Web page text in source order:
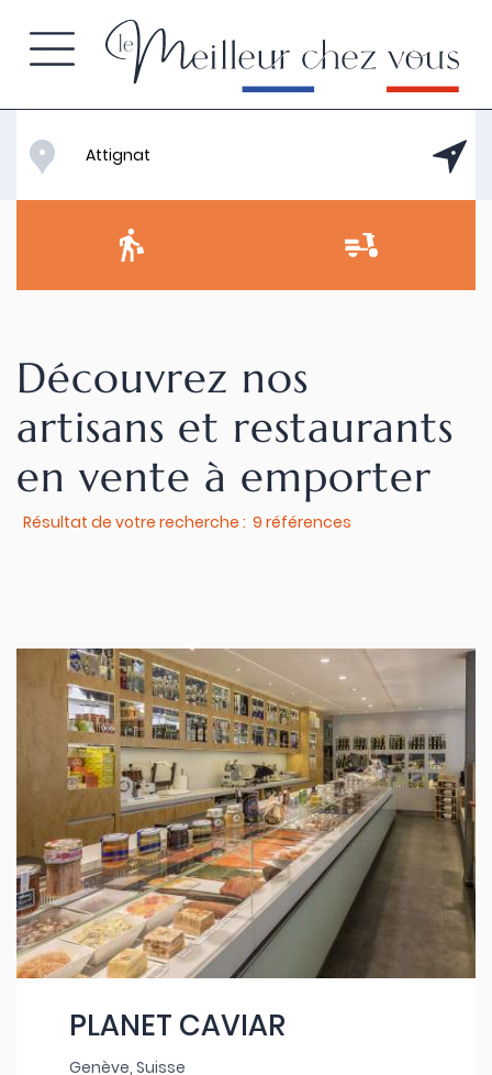
Découvrez nos
artisans et restaurants
en vente à emporter
Résultat de votre recherche : 9 références
PLANET CAVIAR
Genève, Suisse